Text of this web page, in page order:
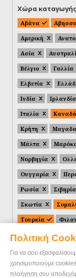
Πολιτική
Για να σου
χρησιμοποιούμε
πλοήγηση σου
Χώρα καταγωγής
Αβάνα
Αμερική
Ασία
Βέλγιο
Γαλλία
Ελβετία
Ινδία
Ιρλανδία
Ιταλία
Κρήτη
Μάλτα
Νορβηγία
Ουγγαρία
Ρωσία
Σιβηρία
Σκωτία
Τουρκία